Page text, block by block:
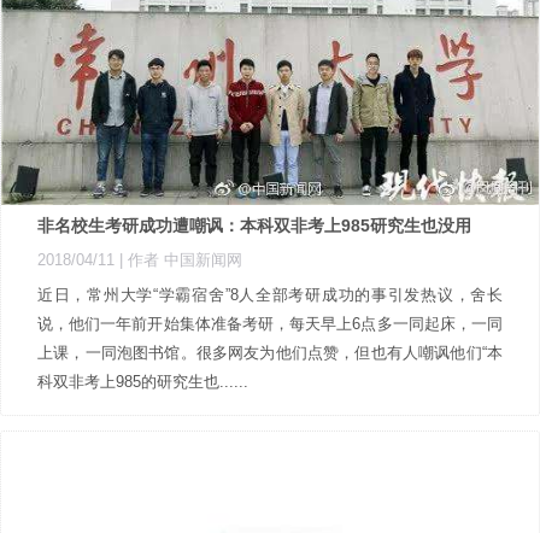
非名校生考研成功遭嘲讽：本科双非考上985研究生也没用
2018/04/11
| 作者 中国新闻网
近日，常州大学“学霸宿舍”8人全部考研成功的事引发热议，舍长
说，他们一年前开始集体准备考研，每天早上6点多一同起床，一同
上课，一同泡图书馆。很多网友为他们点赞，但也有人嘲讽他们“本
科双非考上985的研究生也......